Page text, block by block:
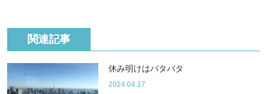
関連記事
休み明けはバタバタ
2024.04.17